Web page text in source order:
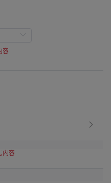
容
内容